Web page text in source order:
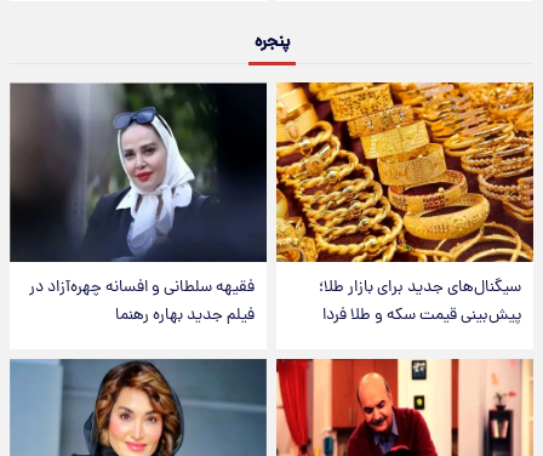
پنجره
سیگنال‌های جدید برای بازار طلا؛
پیش‌بینی قیمت سکه و طلا فردا
فقیهه سلطانی و افسانه چهره‌آزاد در
فیلم جدید بهاره رهنما